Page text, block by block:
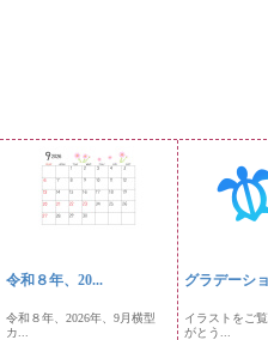
令和８年、20...
令和８年、2026年、9月横型
カ...
グラデーシ
イラストをご
がとう...